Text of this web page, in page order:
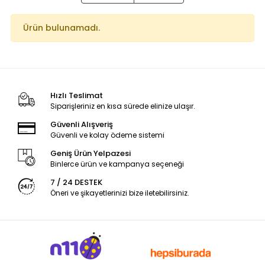
Ürün bulunamadı.
Hızlı Teslimat
Siparişleriniz en kısa sürede elinize ulaşır.
Güvenli Alışveriş
Güvenli ve kolay ödeme sistemi
Geniş Ürün Yelpazesi
Binlerce ürün ve kampanya seçeneği
7 / 24 DESTEK
Öneri ve şikayetlerinizi bize iletebilirsiniz.